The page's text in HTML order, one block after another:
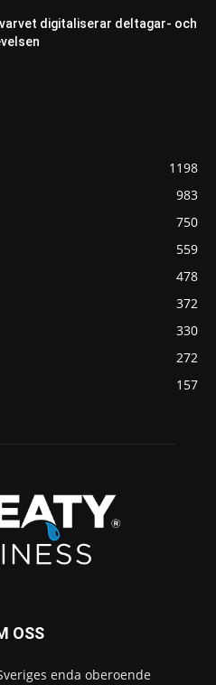
digitaliserar deltagar- och
1198
983
750
559
478
372
330
272
157
OSS
enda oberoende